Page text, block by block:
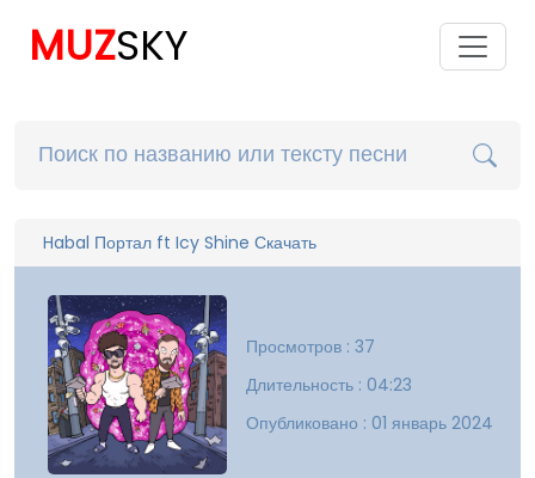
MUZSKY
Habal Портал ft Icy Shine Скачать
Просмотров : 37
Длительность : 04:23
Опубликовано : 01 январь 2024